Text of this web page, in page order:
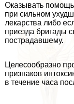
Оказывать
при сильном
лекарства либо
приезда бригады
пострадавшему.
Целесообразно
признаков
в течение часа